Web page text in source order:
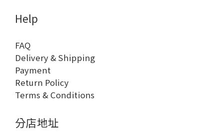
Help
FAQ
Delivery & Shipping
Payment
Return Policy
Terms & Conditions
分店地址